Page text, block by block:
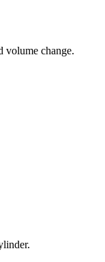
volume change.